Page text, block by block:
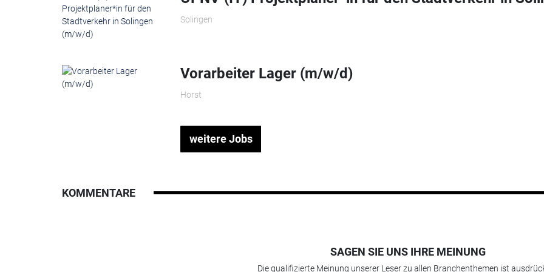
Solingen
Vorarbeiter Lager (m/w/d)
Horst
weitere Jobs
KOMMENTARE
SAGEN SIE UNS IHRE MEINUNG
Die qualifizierte Meinung unserer Leser zu allen Branchenthemen ist